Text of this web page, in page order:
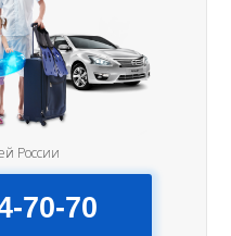
70-70
России